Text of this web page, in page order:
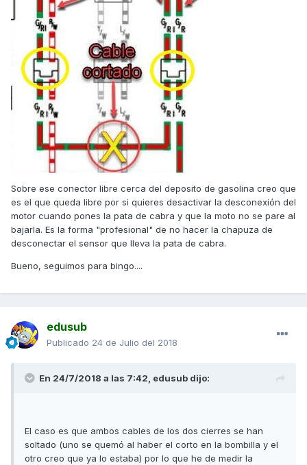
Sobre ese conector libre cerca del deposito de gasolina creo que
es el que queda libre por si quieres desactivar la desconexión del
motor cuando pones la pata de cabra y que la moto no se pare al
bajarla. Es la forma "profesional" de no hacer la chapuza de
desconectar el sensor que lleva la pata de cabra.
Bueno, seguimos para bingo....
edusub
Publicado 24 de Julio del 2018
En 24/7/2018 a las 7:42, edusub dijo:
El caso es que ambos cables de los dos cierres se han
soltado (uno se quemó al haber el corto en la bombilla y el
otro creo que ya lo estaba) por lo que he de medir la